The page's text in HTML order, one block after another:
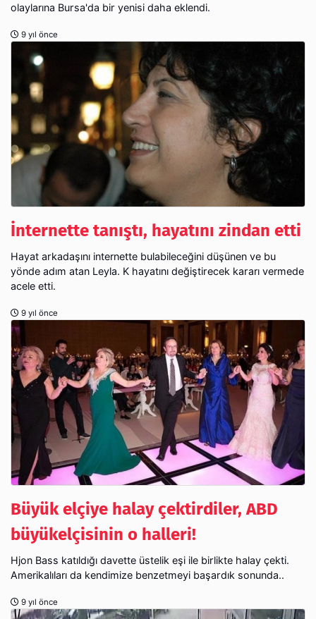
olaylarına Bursa'da bir yenisi daha eklendi.
9 yıl önce
İnternette tanıştı, hayatını zindan etti
Hayat arkadaşını internette bulabileceğini düşünen ve bu
yönde adım atan Leyla. K hayatını değiştirecek kararı vermede
acele etti.
9 yıl önce
Büyük elçiye halay çektirdiler, ABD
büyükelçisinin o halleri!
Hjon Bass katıldığı davette üstelik eşi ile birlikte halay çekti.
Amerikalıları da kendimize benzetmeyi başardık sonunda..
9 yıl önce